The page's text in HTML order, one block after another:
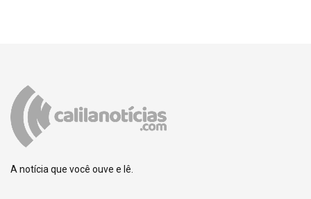
A notícia que você ouve e lê.